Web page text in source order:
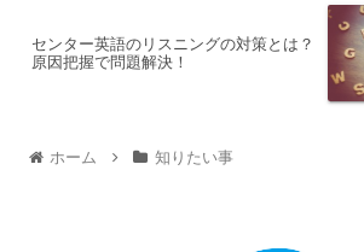
センター英語のリスニングの対策とは？
原因把握で問題解決！
ホーム 知りたい事